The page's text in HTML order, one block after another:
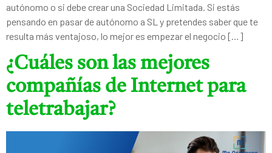
autónomo o si debe crear una Sociedad Limitada. Si estás
pensando en pasar de autónomo a SL y pretendes saber que te
resulta más ventajoso, lo mejor es empezar el negocio […]
¿Cuáles son las mejores
compañías de Internet para
teletrabajar?